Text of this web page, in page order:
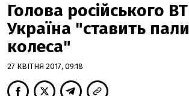
Голова російського
Україна "ставить
колеса"
27 КВІТНЯ 2017, 09:18